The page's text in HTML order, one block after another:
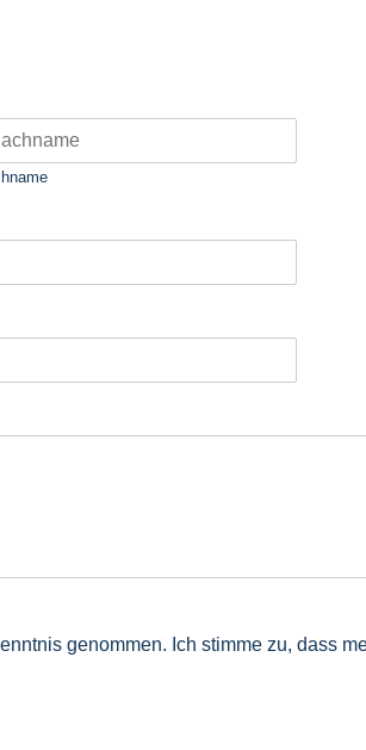
genommen. Ich stimme zu, dass